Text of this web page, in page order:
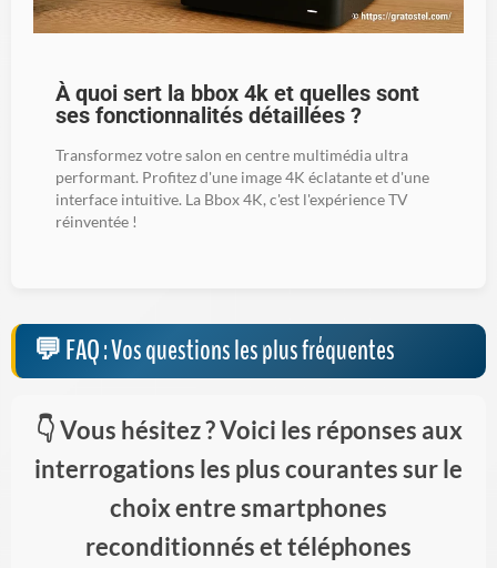
À quoi sert la bbox 4k et quelles sont
ses fonctionnalités détaillées ?
Transformez votre salon en centre multimédia ultra
performant. Profitez d'une image 4K éclatante et d'une
interface intuitive. La Bbox 4K, c'est l'expérience TV
réinventée !
FAQ : Vos questions les plus fréquentes
Vous hésitez ? Voici les réponses aux
interrogations les plus courantes sur le
choix entre smartphones
reconditionnés et téléphones